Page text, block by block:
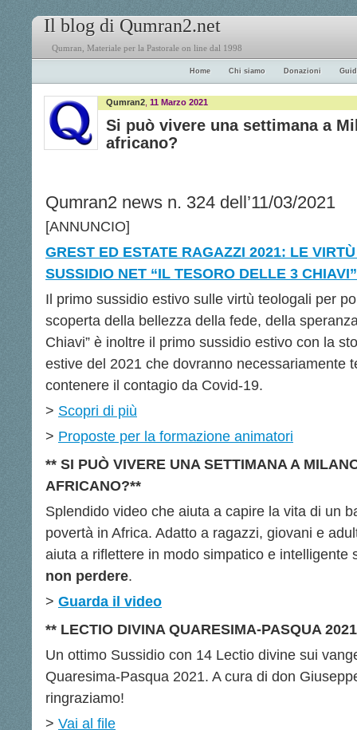
Il blog di Qumran2.net
Qumran, Materiale per la Pastorale on line dal 1998
Home Chi siamo Donazioni
Qumran2 11 Marzo 2021
Si può vivere una settimana a
africano?
Qumran2 news n. 324 dell’11/03/2021
[ANNUNCIO]
GREST ED ESTATE RAGAZZI 2021: LE
SUSSIDIO NET “IL TESORO DELLE 3 CHIAVI”
Il primo sussidio estivo sulle virtù teologali per
scoperta della bellezza della fede, della
Chiavi” è inoltre il primo sussidio estivo con la
estive del 2021 che dovranno necessariamente
contenere il contagio da Covid-19.
> Scopri di più
> Proposte per la formazione animatori
** SI PUÒ VIVERE UNA SETTIMANA A
AFRICANO?**
Splendido video che aiuta a capire la vita di un
povertà in Africa. Adatto a ragazzi, giovani e
aiuta a riflettere in modo simpatico e
non perdere.
> Guarda il video
** LECTIO DIVINA QUARESIMA-PASQUA
Un ottimo Sussidio con 14 Lectio divine sui
Quaresima-Pasqua 2021. A cura di don
ringraziamo!
> Vai al file